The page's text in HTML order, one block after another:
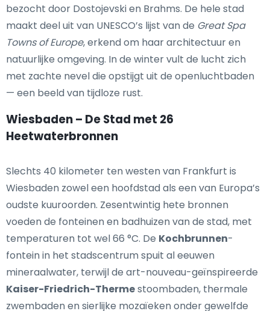
bezocht door Dostojevski en Brahms. De hele stad
maakt deel uit van UNESCO’s lijst van de Great Spa
Towns of Europe, erkend om haar architectuur en
natuurlijke omgeving. In de winter vult de lucht zich
met zachte nevel die opstijgt uit de openluchtbaden
— een beeld van tijdloze rust.
Wiesbaden – De Stad met 26
Heetwaterbronnen
Slechts 40 kilometer ten westen van Frankfurt is
Wiesbaden zowel een hoofdstad als een van Europa’s
oudste kuuroorden. Zesentwintig hete bronnen
voeden de fonteinen en badhuizen van de stad, met
temperaturen tot wel 66 °C. De Kochbrunnen-
fontein in het stadscentrum spuit al eeuwen
mineraalwater, terwijl de art-nouveau-geïnspireerde
Kaiser-Friedrich-Thermestoombaden, thermale
zwembaden en sierlijke mozaïeken onder gewelfde